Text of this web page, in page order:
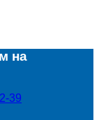
на
39